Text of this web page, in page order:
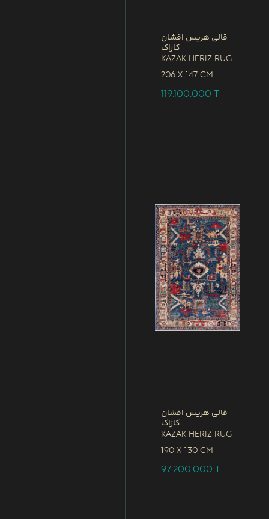
قالی هریس افشان
کازاک
Kazak Heriz Rug
206 x 147 CM
119,100,000T
قالی هریس افشان
کازاک
Kazak Heriz Rug
190 x 130 CM
97,200,000T